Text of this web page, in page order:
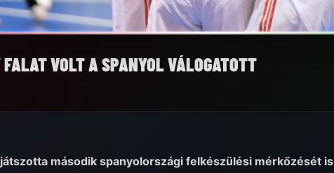
VOLT A SPANYOL VÁLOGATOTT
második spanyolországi felkészülési mérkőzését is